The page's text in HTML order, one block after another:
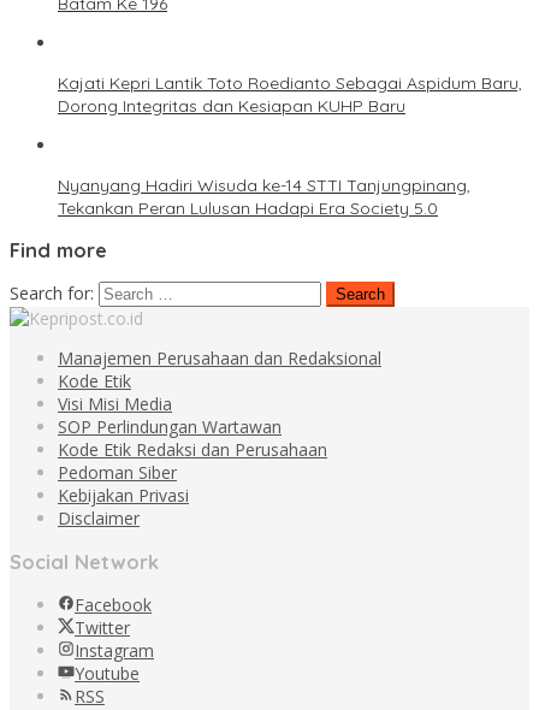
Kajati Kepri Lantik Toto Roedianto Sebagai Aspidum Baru,
Dorong Integritas dan Kesiapan KUHP Baru
Nyanyang Hadiri Wisuda ke-14 STTI Tanjungpinang,
Tekankan Peran Lulusan Hadapi Era Society 5.0
Find more
Search for:
Manajemen Perusahaan dan Redaksional
Kode Etik
Visi Misi Media
SOP Perlindungan Wartawan
Kode Etik Redaksi dan Perusahaan
Pedoman Siber
Kebijakan Privasi
Disclaimer
Social Network
Facebook
Twitter
Instagram
Youtube
RSS